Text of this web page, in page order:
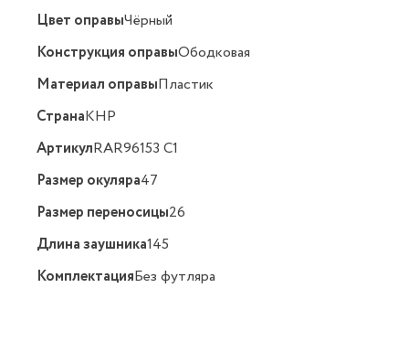
Цвет оправыЧёрный
Конструкция оправыОбодковая
Материал оправыПластик
СтранаКНР
АртикулRAR96153 C1
Размер окуляра47
Размер переносицы26
Длина заушника145
КомплектацияБез футляра